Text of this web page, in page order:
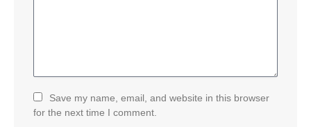
Save my name, email, and website in this browser
for the next time I comment.